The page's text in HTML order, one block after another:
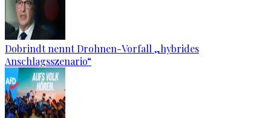
Dobrindt nennt Drohnen-Vorfall „hybrides
Anschlagsszenario“